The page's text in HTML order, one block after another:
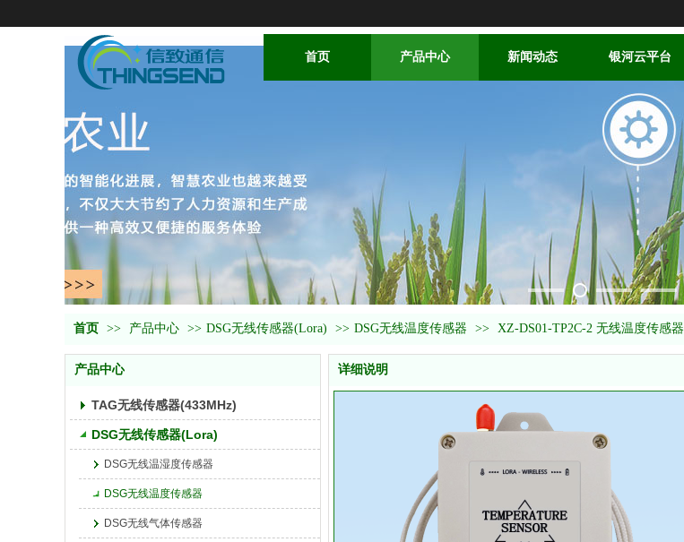
首页 产品中心 新闻动态 银河云平台
首页 >> 产品中心 >> DSG无线传感器(Lora) >> DSG无线温度传感器 >> XZ-DS01-TP2C-2 无线温度传感器
产品中心
TAG无线传感器(433MHz)
DSG无线传感器(Lora)
DSG无线温湿度传感器
DSG无线温度传感器
DSG无线气体传感器
详细说明